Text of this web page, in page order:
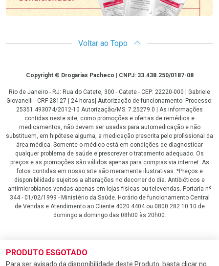
PRODUTO ESGOTADO
Para ser avisado da disponibilidade deste Produto, basta clicar no
Voltar ao Topo
CopyrightCopyright © Drogarias Pacheco | CNPJ: 33.438.250/0187-08
Rio de Janeiro - RJ: Rua do Catete, 300 - Catete - CEP: 22220-000 | Gabriele
Giovanelli - CRF 28127 | 24 horas| Autorização de funcionamento: Processo:
25351.493074/2012-10 Autorização/MS: 7.25279.0 | As informações
contidas neste site, como promoções e ofertas de remédios e
medicamentos, não devem ser usadas para automedicação e não
substituem, em hipótese alguma, a medicação prescrita pelo profissional da
área médica. Somente o médico está em condições de diagnosticar
qualquer problema de saúde e prescrever o tratamento adequado. Os
preços e as promoções são válidos apenas para compras via internet. As
fotos contidas em nosso site são meramente ilustrativas. *Preços e
disponibilidade sujeitos a alterações no decorrer do dia. Antibióticos e
antimicrobianos vendas apenas em lojas físicas ou televendas. Portaria nº
344 - 01/02/1999 - Ministério da Saúde. Horário de funcionamento Central
de Vendas e Atendimento ao Cliente 4020 4404 ou 0800 282 10 10 de
domingo a domingo das 08h00 às 20h00.